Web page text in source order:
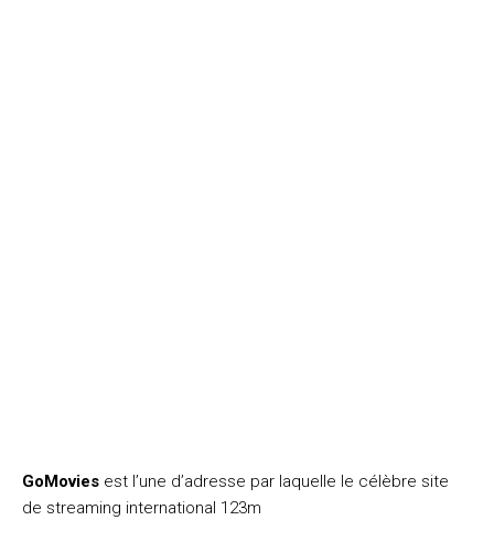
GoMovies est l’une d’adresse par laquelle le célèbre site
de streaming international 123m